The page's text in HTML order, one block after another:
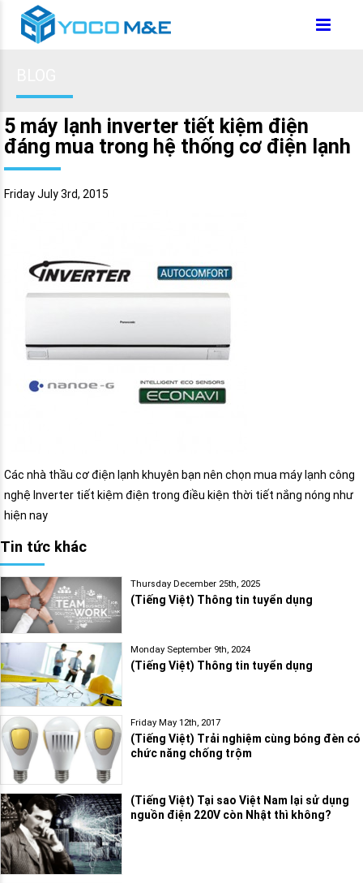
5 máy lạnh inverter tiết kiệm điện
đáng mua trong hệ thống cơ điện lạnh
Friday July 3rd, 2015
Các nhà thầu cơ điện lạnh khuyên bạn nên chọn mua máy lạnh công
nghệ Inverter tiết kiệm điện trong điều kiện thời tiết nắng nóng như
hiện nay
Tin tức khác
Thursday December 25th, 2025
(Tiếng Việt) Thông tin tuyển dụng
Monday September 9th, 2024
(Tiếng Việt) Thông tin tuyển dụng
Friday May 12th, 2017
(Tiếng Việt) Trải nghiệm cùng bóng đèn có
chức năng chống trộm
(Tiếng Việt) Tại sao Việt Nam lại sử dụng
nguồn điện 220V còn Nhật thì không?